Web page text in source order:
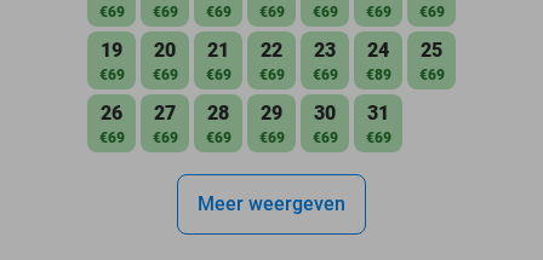
€69 €69 €69 €69 €69 €69 €69
19
€69
20
€69
21
€69
22
€69
23
€69
24
€89
25
€69
26
€69
27
€69
28
€69
29
€69
30
€69
31
€69
Meer weergeven